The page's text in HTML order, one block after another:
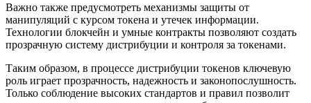
Важно также предусмотреть механизмы защиты от
манипуляций с курсом токена и утечек информации.
Технологии блокчейн и умные контракты позволяют создать
прозрачную систему дистрибуции и контроля за токенами.
Таким образом, в процессе дистрибуции токенов ключевую
роль играет прозрачность, надежность и законопослушность.
Только соблюдение высоких стандартов и правил позволит